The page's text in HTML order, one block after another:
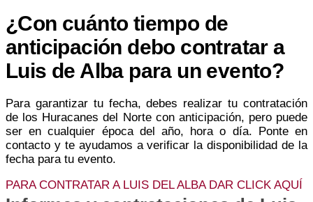
¿Con cuánto tiempo de
anticipación debo contratar a
Luis de Alba para un evento?
Para garantizar tu fecha, debes realizar tu contratación
de los Huracanes del Norte con anticipación, pero puede
ser en cualquier época del año, hora o día. Ponte en
contacto y te ayudamos a verificar la disponibilidad de la
fecha para tu evento.
PARA CONTRATAR A LUIS DEL ALBA DAR CLICK AQUÍ